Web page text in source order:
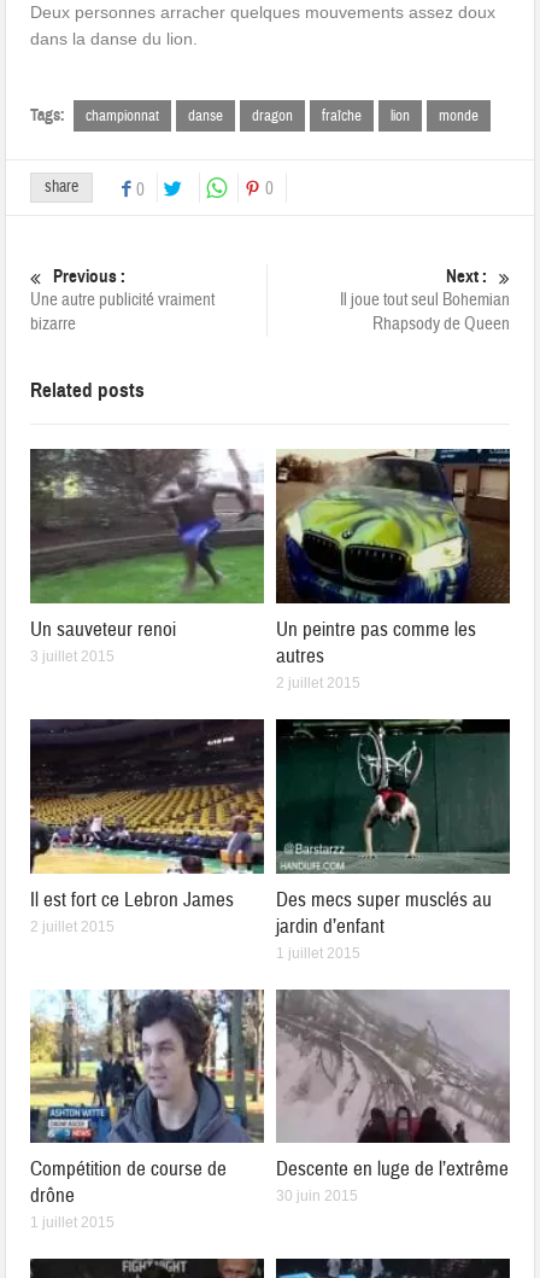
Deux personnes arracher quelques mouvements assez doux
dans la danse du lion.
Tags: championnat danse dragon fraîche lion monde
share 0 0
Previous :
Une autre publicité vraiment
bizarre
Next :
Il joue tout seul Bohemian
Rhapsody de Queen
Related posts
Un sauveteur renoi
3 juillet 2015
Un peintre pas comme les
autres
2 juillet 2015
Il est fort ce Lebron James
2 juillet 2015
Des mecs super musclés au
jardin d’enfant
1 juillet 2015
Compétition de course de
drône
1 juillet 2015
Descente en luge de l’extrême
30 juin 2015